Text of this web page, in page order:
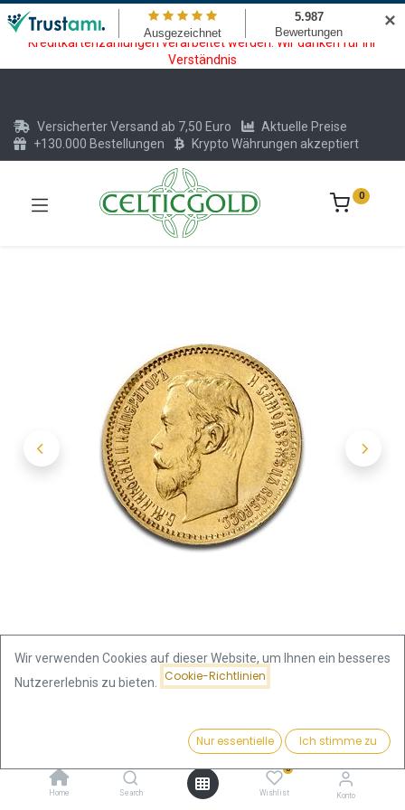
Wartungsarbeiten am Kreditkarten und Krypto Bezahlmodul. In der
Zeit vom 20.07. - 09.08.2026 können keine Krypto oder
Kreditkartenzahlungen verarbeitet werden. Wir danken für Ihr
Verständnis
Preis:
467,46€ Kaufen
Home Search
0
Wishlist Konto
Versicherter Versand ab 7,50 Euro
Aktuelle Preise
+130.000 Bestellungen
Krypto Währungen akzeptiert
0
5 Rubel Nikolaus II Zarenreich Goldmünze | 1897-1911 |
Wir verwenden Cookies auf dieser Website, um Ihnen ein besseres
Nutzererlebnis zu bieten.
Cookie-Richtlinien
Nur essentielle Ich stimme zu
✕